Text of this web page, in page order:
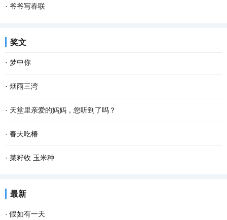
略了这些大树所隐藏的秘密，这是一件多少有些...
不由地浮现这样的场景：柴火在土灶里呼呼燃烧，火舌自锅底窜出，
动车开动，我们一行向西，奔南京，会战友。我凝望窗外，楼宇滑
· 爷爷写春联
奖文
· 梦中你
在梦中 我乘风驾云而来 手捧着鲜花 寻找情窦初开的你 在那童话般的
世界 美丽的鲜花散发出芬芳 只为等你 给出一季的火红 你低头时的温
柔 没有忧愁 我在一片柔情和泪水中 回想起我...
· 烟雨三湾
与镶嵌在老步湖路上的明珠——三湾村，离别已有十多个春秋。没想
到和她的重逢，发生在一个烟雨迷蒙的日子。 那个乍暖还寒的下午，
与几位朋友一起驱车到三湾观光。虽然天气阴沉...
· 天堂里亲爱的妈妈，您听到了吗？
天堂里亲爱的妈妈，您知道吗？儿子在人间得了重度糖尿病，在医院
躺了十四天，倍受煎熬。七月三日，高达32 mmol/L的血糖指标忙乱
· 春天吃椿
推开晨雾，把记忆安放进口袋，那些柔软的时光和迷离的梦，若隐若
· 菜籽收 玉米种
最新
·假如有一天